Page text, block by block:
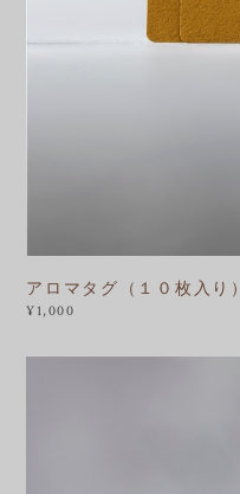
アロマタグ（１０枚入り）
¥1,000